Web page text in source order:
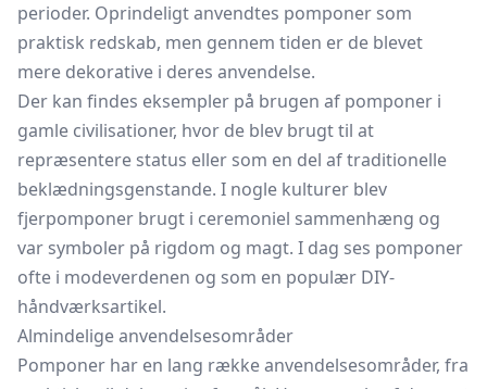
perioder. Oprindeligt anvendtes pomponer som
praktisk redskab, men gennem tiden er de blevet
mere dekorative i deres anvendelse.
Der kan findes eksempler på brugen af pomponer i
gamle civilisationer, hvor de blev brugt til at
repræsentere status eller som en del af traditionelle
beklædningsgenstande. I nogle kulturer blev
fjerpomponer brugt i ceremoniel sammenhæng og
var symboler på rigdom og magt. I dag ses pomponer
ofte i modeverdenen og som en populær DIY-
håndværksartikel.
Almindelige anvendelsesområder
Pomponer har en lang række anvendelsesområder, fra